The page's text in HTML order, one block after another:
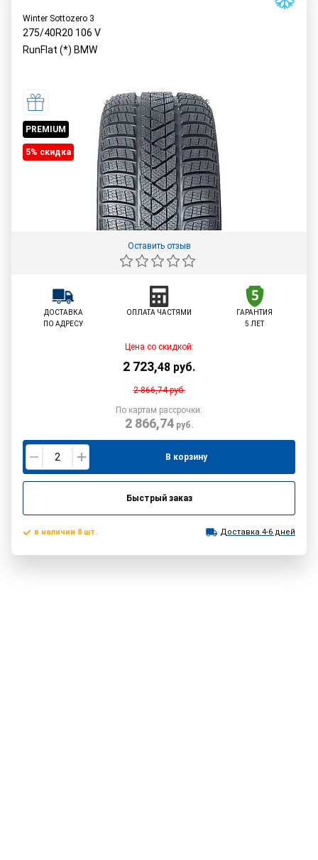
Winter Sottozero 3
275/40R20 106 V
RunFlat (*) BMW
PREMIUM
5% cкидка
Оставить отзыв
ДОСТАВКА
ПО АДРЕСУ
ОПЛАТА ЧАСТЯМИ
ГАРАНТИЯ
5 ЛЕТ
Цена со скидкой:
2 723,48 руб.
2 866,74руб.
По картам рассрочки:
2 866,74руб.
В корзину
Быстрый заказ
в наличии 8 шт. Доставка 4-6 дней